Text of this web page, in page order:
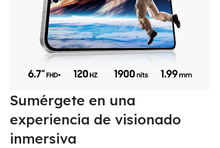
Sumérgete en una
experiencia de visionado
inmersiva